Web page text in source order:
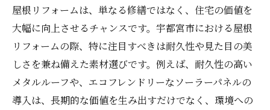
屋根リフォームは、単なる修繕ではなく、住宅の価値を
大幅に向上させるチャンスです。宇都宮市における屋根
リフォームの際、特に注目すべきは耐久性や見た目の美
しさを兼ね備えた素材選びです。例えば、耐久性の高い
メタルルーフや、エコフレンドリーなソーラーパネルの
導入は、長期的な価値を生み出すだけでなく、環境への